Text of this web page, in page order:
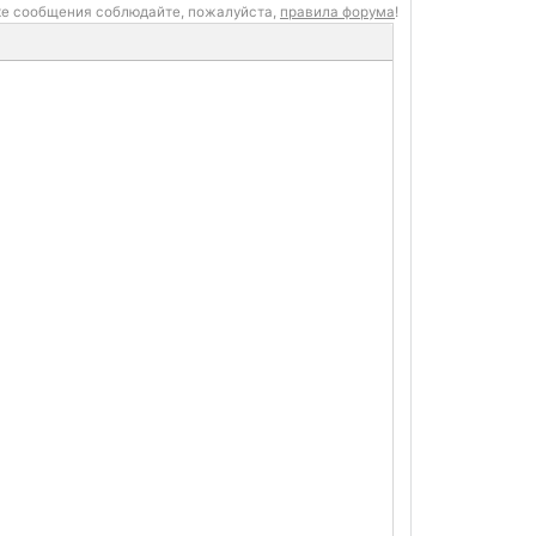
сообщения соблюдайте, пожалуйста, правила форума!